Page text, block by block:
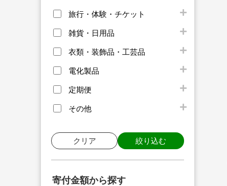
旅行・体験・チケット
雑貨・日用品
衣類・装飾品・工芸品
電化製品
定期便
その他
クリア 絞り込む
寄付金額から探す